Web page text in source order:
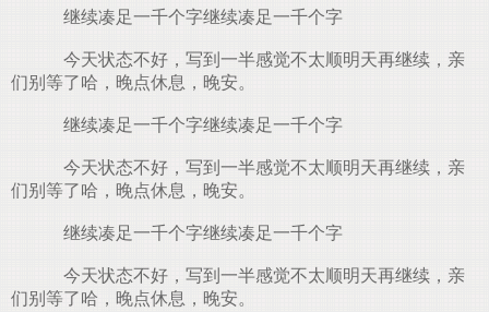
继续凑足一千个字继续凑足一千个字
今天状态不好，写到一半感觉不太顺明天再继续，亲
们别等了哈，晚点休息，晚安。
继续凑足一千个字继续凑足一千个字
今天状态不好，写到一半感觉不太顺明天再继续，亲
们别等了哈，晚点休息，晚安。
继续凑足一千个字继续凑足一千个字
今天状态不好，写到一半感觉不太顺明天再继续，亲
们别等了哈，晚点休息，晚安。